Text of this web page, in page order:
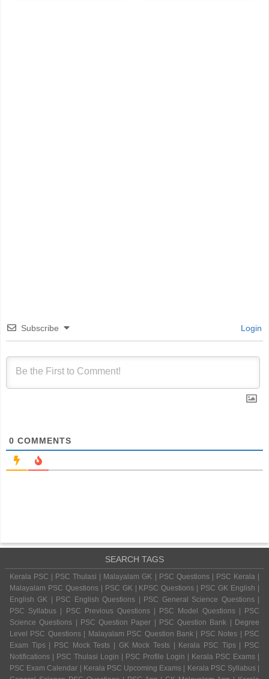
Subscribe Login
0 COMMENTS
SEARCH TAGS
Kerala PSC | PSC Thulasi | Malayalam GK | PSC Questions | PSC Kerala |
Malayalam PSC Questions | PSC GK | KPSC Questions | PSC GK English |
English GK | PSC English Questions | PSC General Science Questions |
PSC Syllabus | PSC Previous Questions | PSC Model Questions | PSC
Science Questions | PSC Question Paper | PSC Question Bank | Degree
Level PSC Questions | Malayalam PSC Question Bank | PSC Notes | PSC
Exam Tips | PSC Mock Tests | GK Mock Tests | Kerala PSC Tips | PSC
Notifications | PSC Thulasi Login | PSC Profile Login | Kerala PSC Exams |
PSC Exam Calendar | Kerala PSC Upcoming Exams | Kerala PSC Syllabus |